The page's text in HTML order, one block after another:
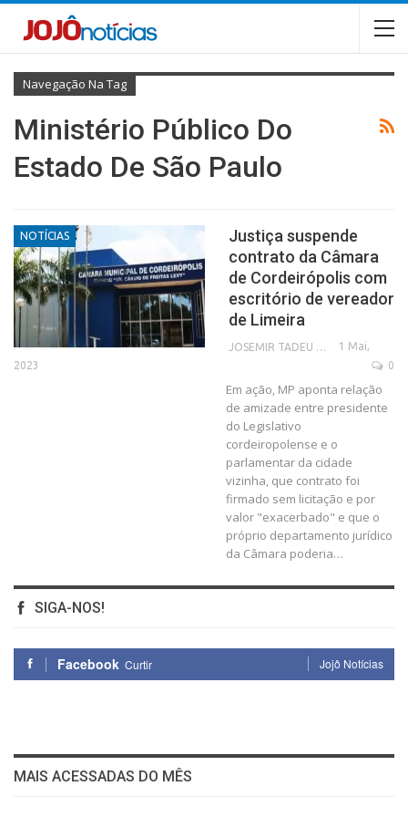
Navegação Na Tag
Ministério Público Do
Estado De São Paulo
NOTÍCIAS
Justiça suspende
contrato da Câmara
de Cordeirópolis com
escritório de vereador
de Limeira
1 Mai,
2023
0
Em ação, MP aponta relação
de amizade entre presidente
do Legislativo
cordeiropolense e o
parlamentar da cidade
vizinha, que contrato foi
firmado sem licitação e por
valor "exacerbado" e que o
próprio departamento jurídico
da Câmara poderia…
SIGA-NOS!
Facebook Curtir Jojô Notícias
MAIS ACESSADAS DO MÊS